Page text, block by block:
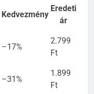
Kedvezmény
Eredeti
ár
–17%
2.799
Ft
–31%
1.899
Ft